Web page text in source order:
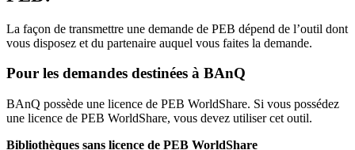
La façon de transmettre une demande de PEB dépend de l’outil dont
vous disposez et du partenaire auquel vous faites la demande.
Pour les demandes destinées à BAnQ
BAnQ possède une licence de PEB WorldShare. Si vous possédez
une licence de PEB WorldShare, vous devez utiliser cet outil.
Bibliothèques sans licence de PEB WorldShare